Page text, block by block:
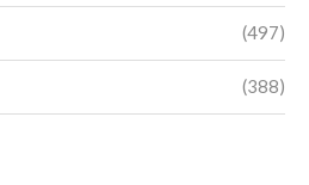
(497)
(388)